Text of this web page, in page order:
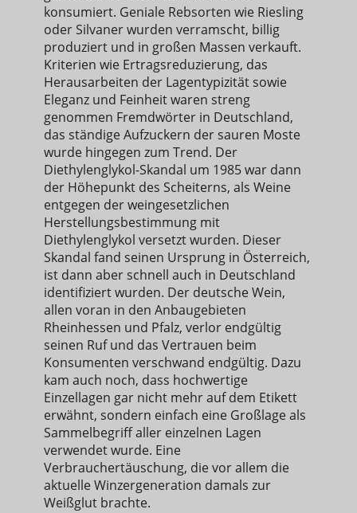
konsumiert. Geniale Rebsorten wie Riesling
oder Silvaner wurden verramscht, billig
produziert und in großen Massen verkauft.
Kriterien wie Ertragsreduzierung, das
Herausarbeiten der Lagentypizität sowie
Eleganz und Feinheit waren streng
genommen Fremdwörter in Deutschland,
das ständige Aufzuckern der sauren Moste
wurde hingegen zum Trend. Der
Diethylenglykol-Skandal um 1985 war dann
der Höhepunkt des Scheiterns, als Weine
entgegen der weingesetzlichen
Herstellungsbestimmung mit
Diethylenglykol versetzt wurden. Dieser
Skandal fand seinen Ursprung in Österreich,
ist dann aber schnell auch in Deutschland
identifiziert wurden. Der deutsche Wein,
allen voran in den Anbaugebieten
Rheinhessen und Pfalz, verlor endgültig
seinen Ruf und das Vertrauen beim
Konsumenten verschwand endgültig. Dazu
kam auch noch, dass hochwertige
Einzellagen gar nicht mehr auf dem Etikett
erwähnt, sondern einfach eine Großlage als
Sammelbegriff aller einzelnen Lagen
verwendet wurde. Eine
Verbrauchertäuschung, die vor allem die
aktuelle Winzergeneration damals zur
Weißglut brachte.